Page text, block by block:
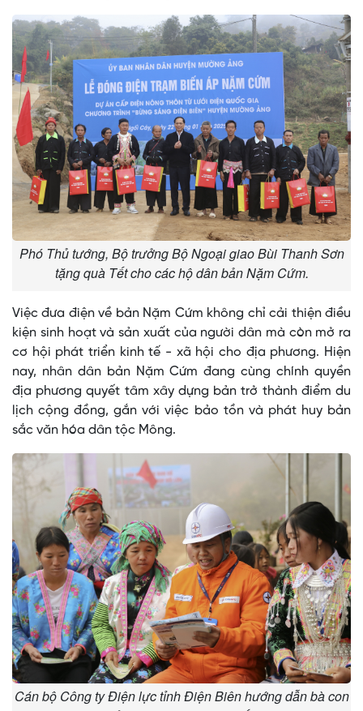
Phó Thủ tướng, Bộ trưởng Bộ Ngoại giao Bùi Thanh Sơn
tặng quà Tết cho các hộ dân bản Nặm Cứm.
Việc đưa điện về bản Nặm Cứm không chỉ cải thiện điều
kiện sinh hoạt và sản xuất của người dân mà còn mở ra
cơ hội phát triển kinh tế - xã hội cho địa phương. Hiện
nay, nhân dân bản Nặm Cứm đang cùng chính quyền
địa phương quyết tâm xây dựng bản trở thành điểm du
lịch cộng đồng, gắn với việc bảo tồn và phát huy bản
sắc văn hóa dân tộc Mông.
Cán bộ Công ty Điện lực tỉnh Điện Biên hướng dẫn bà con